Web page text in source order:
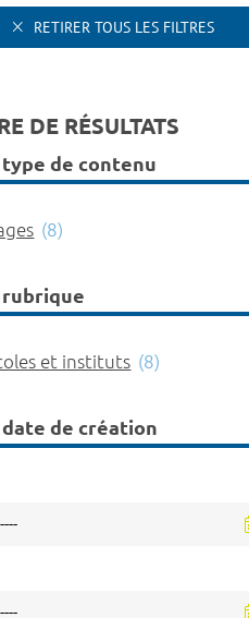
RETIRER TOUS LES FILTRES
DE RÉSULTATS
type de contenu
(8)
rubrique
et instituts (8)
date de création